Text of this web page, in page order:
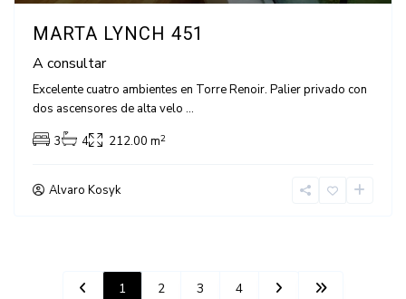
MARTA LYNCH 451
A consultar
Excelente cuatro ambientes en Torre Renoir. Palier privado con
dos ascensores de alta velo...
3
4 212.00 m2
Alvaro Kosyk
1 2 3 4